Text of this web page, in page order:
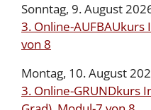
Sonntag, 9. August
3. Online-
von 8
Montag, 10. August
3. Online-GRUNDkurs